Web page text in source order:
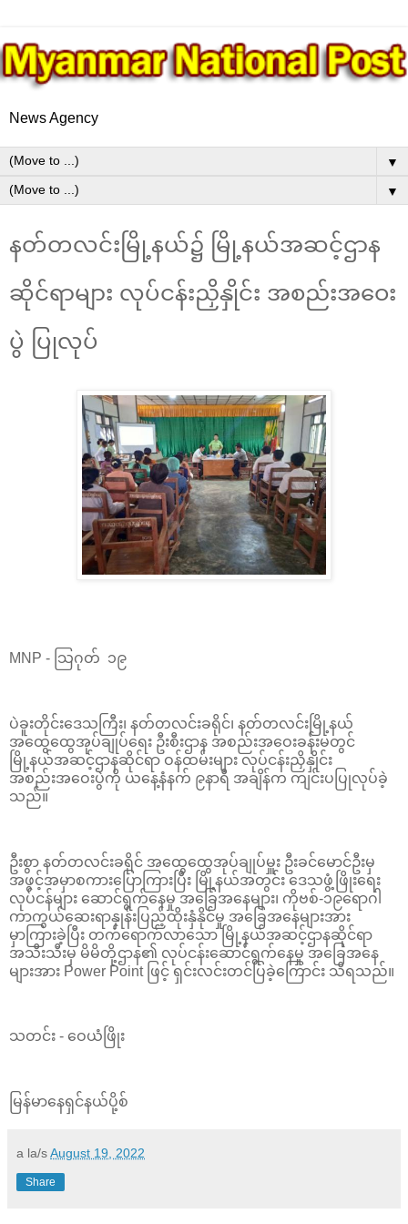
News Agency
▼
▼
နတ်တလင်းမြို့နယ်၌ မြို့နယ်အဆင့်ဌာန
ဆိုင်ရာများ လုပ်ငန်းညှိနှိုင်း အစည်းအဝေး
ပွဲ ပြုလုပ်
MNP - သြဂုတ် ၁၉
ပဲခူးတိုင်းဒေသကြီး၊ နတ်တလင်းခရိုင်၊ နတ်တလင်းမြို့နယ်
အထွေထွေအုပ်ချုပ်ရေး ဦးစီးဌာန အစည်းအဝေးခန်းမတွင်
မြို့နယ်အဆင့်ဌာနဆိုင်ရာ ဝန်ထမ်းများ လုပ်ငန်းညှိနှိုင်း
အစည်းအဝေးပွဲကို ယနေ့နံနက် ၉နာရီ အချိန်က ကျင်းပပြုလုပ်ခဲ့
သည်။
ဦးစွာ နတ်တလင်းခရိုင် အထွေထွေအုပ်ချုပ်မှူး ဦးခင်မောင်ဦးမှ
အဖွင့်အမှာစကားပြောကြားပြီး မြို့နယ်အတွင်း ဒေသဖွံ့ဖြိုးရေး
လုပ်ငန်များ ဆောင်ရွက်နေမှု အခြေအနေများ၊ ကိုဗစ်-၁၉ရောဂါ
ကာကွယ်ဆေးရာနှုန်းပြည့်ထိုးနှံနိုင်မှု အခြေအနေများအား
မှာကြားခဲ့ပြီး တက်ရောက်လာသော မြို့နယ်အဆင့်ဌာနဆိုင်ရာ
အသီးသီးမှ မိမိတို့ဌာန၏ လုပ်ငန်းဆောင်ရွက်နေမှု အခြေအနေ
များအား Power Point ဖြင့် ရှင်းလင်းတင်ပြခဲ့ကြောင်း သိရသည်။
သတင်း - ဝေယံဖြိုး
မြန်မာနေရှင်နယ်ပို့စ်
a la/sAugust 19, 2022
Share